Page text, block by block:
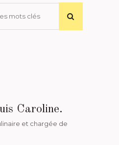
Caroline.
et chargée de